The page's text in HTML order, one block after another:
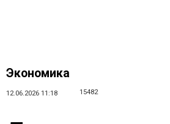
Экономика
12.06.2026 11:18 15482